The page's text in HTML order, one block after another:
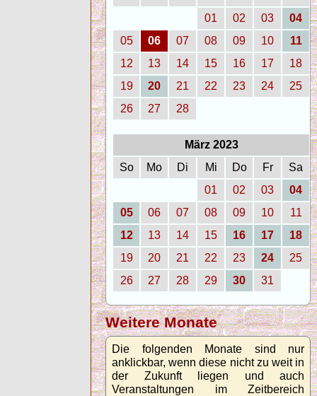
01
02 03
04
05
06 07 08 09 10
11
12
13 14 15 16 17
18
19
20 21 22 23 24
25
26
27 28
März 2023
So
Mo Di Mi Do Fr
Sa
01
02 03
04
05
06 07 08 09 10
11
12
13 14 15 16 17
18
19
20 21 22 23 24
25
26
27 28 29 30 31
Weitere Monate
Die folgenden Monate sind nur
anklickbar, wenn diese nicht zu weit in
der Zukunft liegen und auch
Veranstaltungen im Zeitbereich